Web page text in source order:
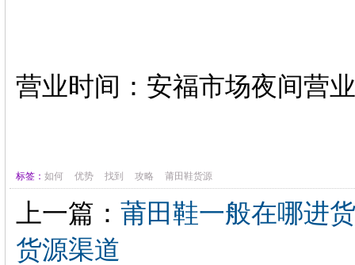
营业时间‌：安福市场夜间营
标签： 如何 优势 找到 攻略 莆田鞋货源
上一篇： 莆田鞋一般在哪进
货源渠道